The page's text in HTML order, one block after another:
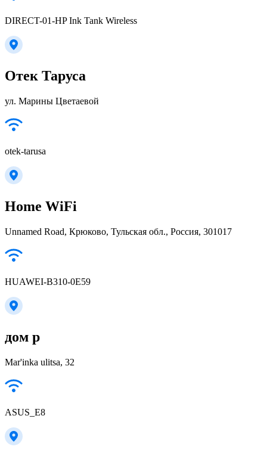
DIRECT-01-HP Ink Tank Wireless
Отек Таруса
ул. Марины Цветаевой
otek-tarusa
Home WiFi
Unnamed Road, Крюково, Тульская обл., Россия, 301017
HUAWEI-B310-0E59
дом р
Mar'inka ulitsa, 32
ASUS_E8